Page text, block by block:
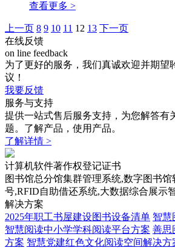
查看更多 >
上一页 8 9 10 11 12 13 下一页
在线反馈
on line feedback
为了更好的服务，我们真诚欢迎并期望
议！
我要反馈
服务与支持
提供一站式售后服务支持，为您解答有
题。了解产品，使用产品。
了解详情 >
计算机软件著作权登记证书
图书馆总分馆集群管理系统,数字图书
号,RFID自助借还系统,大数据综合展示
解决方案
2025年职工书屋建设图书设备清单 智慧
智慧阅读中小学学科阅读平台方案 善思
方案 智慧党建红色文化阅读空间解决方